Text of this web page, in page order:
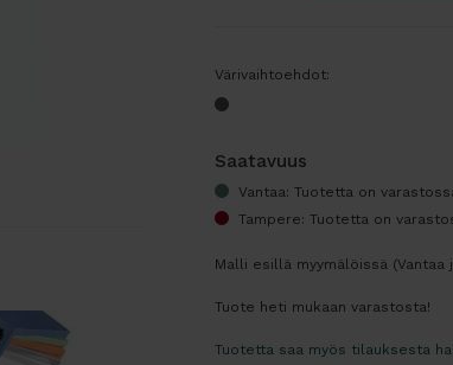
Värivaihtoehdot:
Saatavuus
Vantaa: Tuotetta on
Tampere: Tuotetta on
Malli esillä myymälöissä
Tuote heti mukaan varastosta!
Tuotetta saa myös tilauksesta